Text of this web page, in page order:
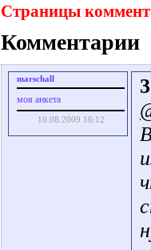
Страницы
Комментарии
marschall
моя анкета
10.08.2009 16:12